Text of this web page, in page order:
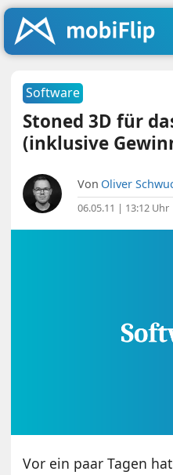
Software
Stoned 3D für
(inklusive
Von Oliver
06.05.11 | 13:12 Uhr
Vor ein paar Tagen